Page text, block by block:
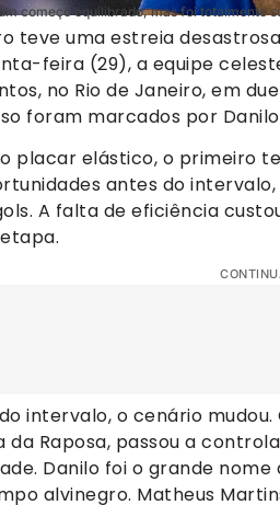
começo equilibrado, mas foi totalmente
teve uma estreia
feira (29), a equipe
no Rio de Janeiro, em
foram marcados por
placar elástico, o primeiro
antes do
A falta de eficiência
intervalo, o cenário
da Raposa, passou a
Danilo foi o grande
alvinegro. Matheus